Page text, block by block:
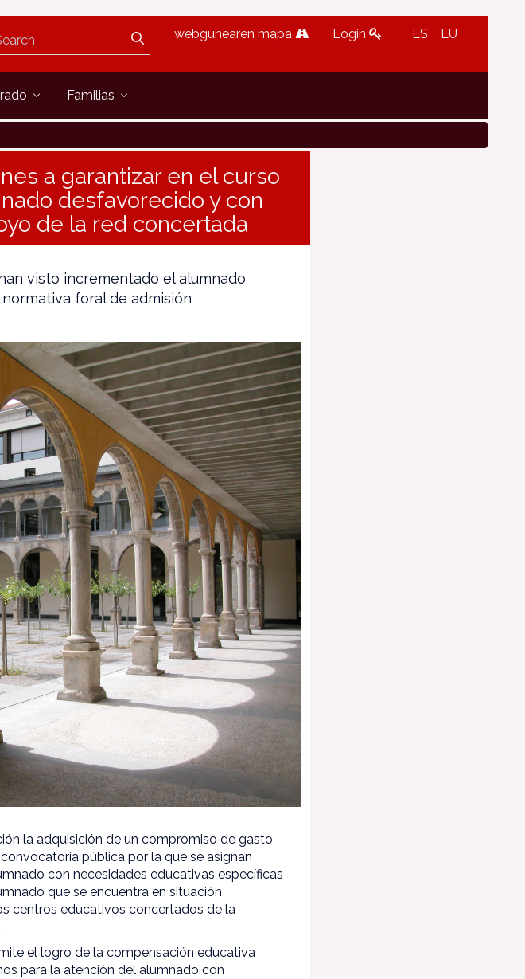
webgunearen mapa Login ES EU
Familias
a garantizar en el curso
desfavorecido y con
de la red concertada
visto incrementado el alumnado
foral de admisión
la adquisición de un compromiso de gasto
pública por la que se asignan
con necesidades educativas específicas
que se encuentra en situación
centros educativos concertados de la
el logro de la compensación educativa
para la atención del alumnado con